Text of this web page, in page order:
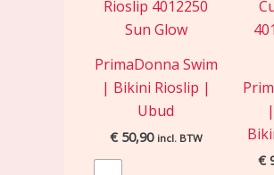
PrimaDonna Swim
| Bikini Rioslip |
Ubud
€50,90 incl. BTW
€